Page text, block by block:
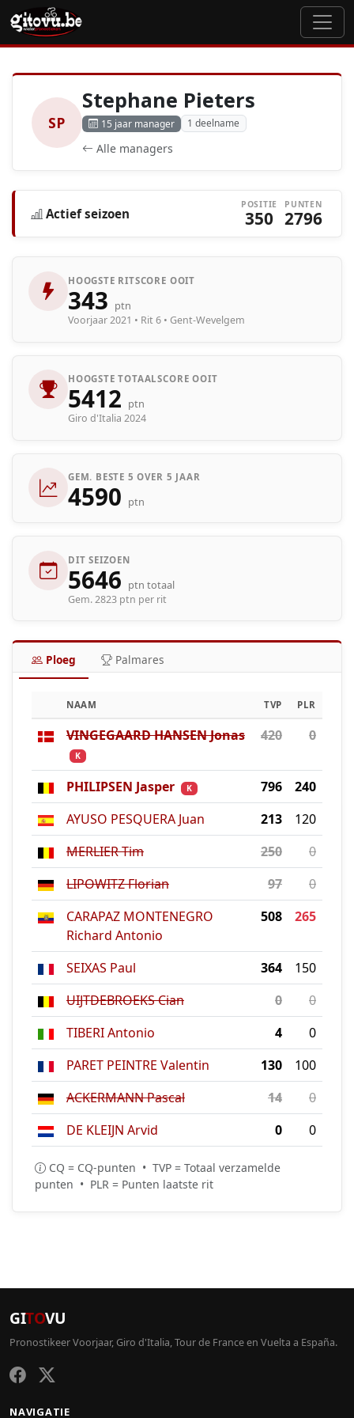
SP
Stephane Pieters
15 jaar manager 1 deelname
Alle managers
Actief seizoen
POSITIE
350
PUNTEN
2796
HOOGSTE RITSCORE OOIT
343 ptn
Voorjaar 2021 • Rit 6 • Gent-Wevelgem
HOOGSTE TOTAALSCORE OOIT
5412 ptn
Giro d'Italia 2024
GEM. BESTE 5 OVER 5 JAAR
4590 ptn
DIT SEIZOEN
5646 ptn totaal
Gem. 2823 ptn per rit
Ploeg Palmares
NAAM TVP PLR
VINGEGAARD HANSEN Jonas
K
420 0
PHILIPSEN Jasper K 796
240
AYUSO PESQUERA Juan
213
120
MERLIER Tim
250
0
LIPOWITZ Florian
97
0
CARAPAZ MONTENEGRO
Richard Antonio
508 265
SEIXAS Paul 364
150
UIJTDEBROEKS Cian
0
0
TIBERI Antonio
4
0
PARET PEINTRE Valentin
130
100
ACKERMANN Pascal
14
0
DE KLEIJN Arvid
0 0
CQ = CQ-punten • TVP = Totaal verzamelde
punten • PLR = Punten laatste rit
GITOVU
Pronostikeer Voorjaar, Giro d'Italia, Tour de France en Vuelta a España.
NAVIGATIE